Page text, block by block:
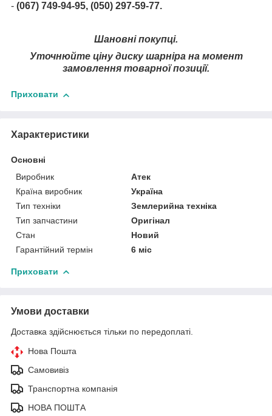
- (067) 749-94-95, (050) 297-59-77.
Шановні покупці.
Уточнюйте ціну диску шарніра на момент
замовлення товарної позиції.
Приховати
Характеристики
Основні
Виробник
Атек
Країна виробник
Україна
Тип техніки
Землерийна техніка
Тип запчастини
Оригінал
Стан
Новий
Гарантійний термін
6 міс
Приховати
Умови доставки
Доставка здійснюється тільки по передоплаті.
Нова Пошта
Самовивіз
Транспортна компанія
НОВА ПОШТА